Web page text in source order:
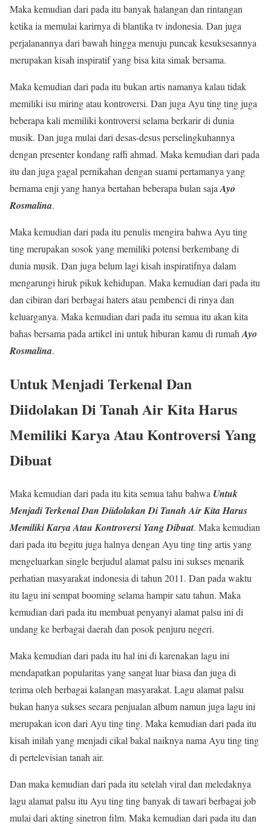
Maka kemudian dari pada itu banyak halangan dan rintangan
ketika ia memulai karirnya di blantika tv indonesia. Dan juga
perjalanannya dari bawah hingga menuju puncak kesuksesannya
merupakan kisah inspiratif yang bisa kita simak bersama.
Maka kemudian dari pada itu bukan artis namanya kalau tidak
memiliki isu miring atau kontroversi. Dan juga Ayu ting ting juga
beberapa kali memiliki kontroversi selama berkarir di dunia
musik. Dan juga mulai dari desas-desus perselingkuhannya
dengan presenter kondang raffi ahmad. Maka kemudian dari pada
itu dan juga gagal pernikahan dengan suami pertamanya yang
bernama enji yang hanya bertahan beberapa bulan sajaAyo
Rosmalina.
Maka kemudian dari pada itu penulis mengira bahwa Ayu ting
ting merupakan sosok yang memiliki potensi berkembang di
dunia musik. Dan juga belum lagi kisah inspiratifnya dalam
mengarungi hiruk pikuk kehidupan. Maka kemudian dari pada itu
dan cibiran dari berbagai haters atau pembenci di rinya dan
keluarganya. Maka kemudian dari pada itu semua itu akan kita
bahas bersama pada artikel ini untuk hiburan kamu di rumahAyo
Rosmalina.
Untuk Menjadi Terkenal Dan
Diidolakan Di Tanah Air Kita Harus
Memiliki Karya Atau Kontroversi Yang
Dibuat
Maka kemudian dari pada itu kita semua tahu bahwa Untuk
Menjadi Terkenal Dan Diidolakan Di Tanah Air Kita Harus
Memiliki Karya Atau Kontroversi Yang Dibuat. Maka kemudian
dari pada itu begitu juga halnya dengan Ayu ting ting artis yang
mengeluarkan single berjudul alamat palsu ini sukses menarik
perhatian masyarakat indonesia di tahun 2011. Dan pada waktu
itu lagu ini sempat booming selama hampir satu tahun. Maka
kemudian dari pada itu membuat penyanyi alamat palsu ini di
undang ke berbagai daerah dan posok penjuru negeri.
Maka kemudian dari pada itu hal ini di karenakan lagu ini
mendapatkan popularitas yang sangat luar biasa dan juga di
terima oleh berbagai kalangan masyarakat. Lagu alamat palsu
bukan hanya sukses secara penjualan album namun juga lagu ini
merupakan icon dari Ayu ting ting. Maka kemudian dari pada itu
kisah inilah yang menjadi cikal bakal naiknya nama Ayu ting ting
di pertelevisian tanah air.
Dan maka kemudian dari pada itu setelah viral dan meledaknya
lagu alamat palsu itu Ayu ting ting banyak di tawari berbagai job
mulai dari akting sinetron film. Maka kemudian dari pada itu dan